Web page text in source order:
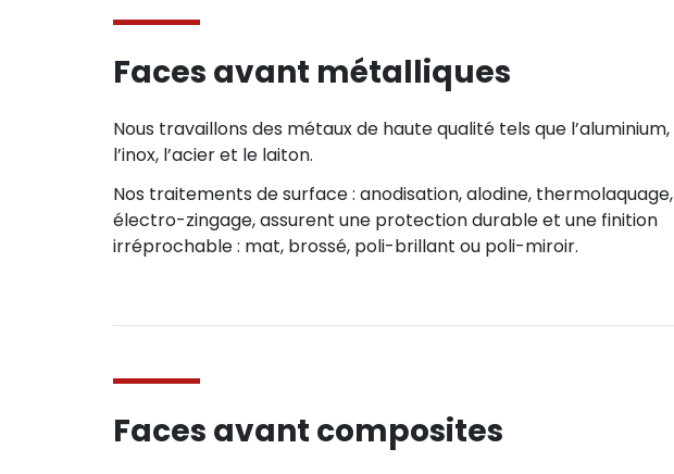
Faces avant métalliques
Nous travaillons des métaux de haute qualité tels que l’aluminium,
l’inox, l’acier et le laiton.
Nos traitements de surface : anodisation, alodine, thermolaquage,
électro-zingage, assurent une protection durable et une finition
irréprochable : mat, brossé, poli-brillant ou poli-miroir.
Faces avant composites